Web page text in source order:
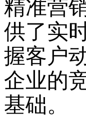
精准营
供了实
握客户
企业的
基础。